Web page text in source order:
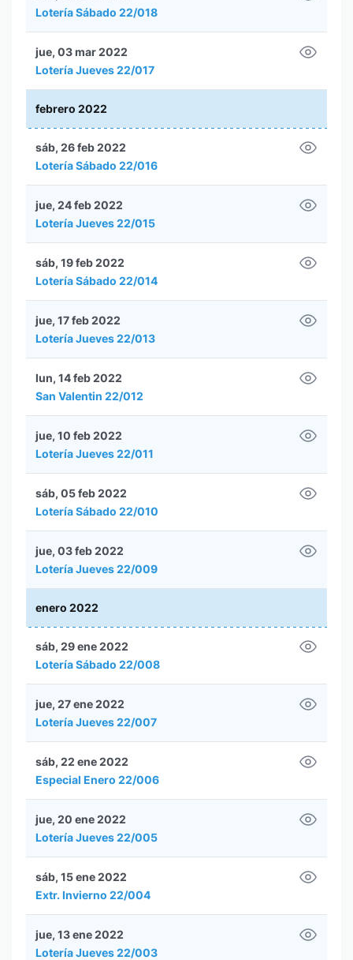
Lotería Sábado 22/018
Lotería Jueves 22/017
jue, 03 mar 2022
febrero 2022
Lotería Sábado 22/016
sáb, 26 feb 2022
Lotería Jueves 22/015
jue, 24 feb 2022
Lotería Sábado 22/014
sáb, 19 feb 2022
Lotería Jueves 22/013
jue, 17 feb 2022
San Valentin 22/012
lun, 14 feb 2022
Lotería Jueves 22/011
jue, 10 feb 2022
Lotería Sábado 22/010
sáb, 05 feb 2022
Lotería Jueves 22/009
jue, 03 feb 2022
enero 2022
Lotería Sábado 22/008
sáb, 29 ene 2022
Lotería Jueves 22/007
jue, 27 ene 2022
Especial Enero 22/006
sáb, 22 ene 2022
Lotería Jueves 22/005
jue, 20 ene 2022
Extr. Invierno 22/004
sáb, 15 ene 2022
Lotería Jueves 22/003
jue, 13 ene 2022